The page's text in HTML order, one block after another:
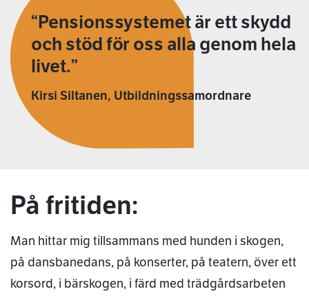
Pensionssystemet är ett skydd
och stöd för oss alla genom hela
livet.
Kirsi Siltanen, Utbildningssamordnare
På fritiden:
Man hittar mig tillsammans med hunden i skogen,
på dansbanedans, på konserter, på teatern, över ett
korsord, i bärskogen, i färd med trädgårdsarbeten